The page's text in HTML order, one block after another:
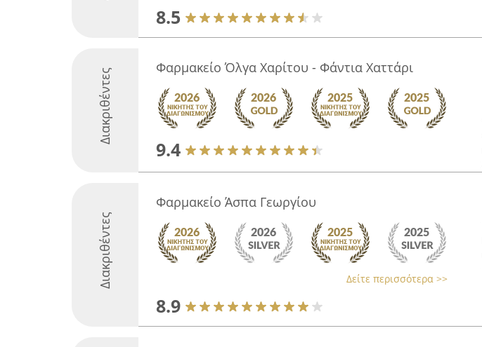
8.5
Διακριθέντες Φαρμακείο Όλγα Χαρίτου - Φάντια Χαττάρι
9.4
Διακριθέντες
Φαρμακείο Άσπα Γεωργίου
Δείτε περισσότερα >>
8.9